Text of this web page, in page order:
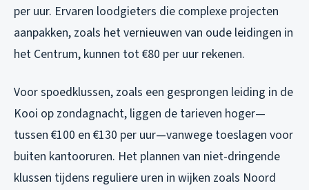
per uur. Ervaren loodgieters die complexe projecten
aanpakken, zoals het vernieuwen van oude leidingen in
het Centrum, kunnen tot €80 per uur rekenen.
Voor spoedklussen, zoals een gesprongen leiding in de
Kooi op zondagnacht, liggen de tarieven hoger—
tussen €100 en €130 per uur—vanwege toeslagen voor
buiten kantooruren. Het plannen van niet-dringende
klussen tijdens reguliere uren in wijken zoals Noord